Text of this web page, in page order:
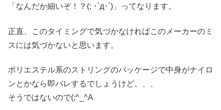
「なんだか細いぞ！？(; ･`д･´)」ってなります。
正直、このタイミングで気づかなければこのメーカーのミ
スには気づかないと思います。
ポリエステル系のストリングのパッケージで中身がナイロ
ンとかなら即バレするでしょうけど、、、
そうではないので(;^_^A